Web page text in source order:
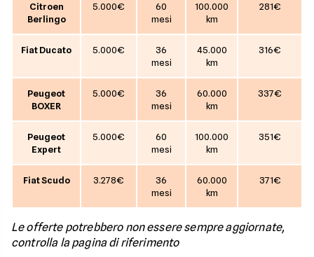
Citroen
Berlingo
5.000€
60
mesi
100.000
km
281€
Fiat Ducato 5.000€
36
mesi
45.000
km
316€
Peugeot
BOXER
5.000€
36
mesi
60.000
km
337€
Peugeot
Expert
5.000€
60
mesi
100.000
km
351€
Fiat Scudo 3.278€
36
mesi
60.000
km
371€
Le offerte potrebbero non essere sempre aggiornate,
controlla la pagina di riferimento